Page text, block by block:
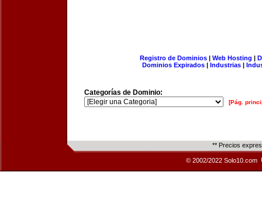
Registro de Dominios| Web Hosting |
Dominios Expirados | Industrias |
Categorías de Dominio:
[Pág.
** Precios
© 2002/2022 Solo10.com